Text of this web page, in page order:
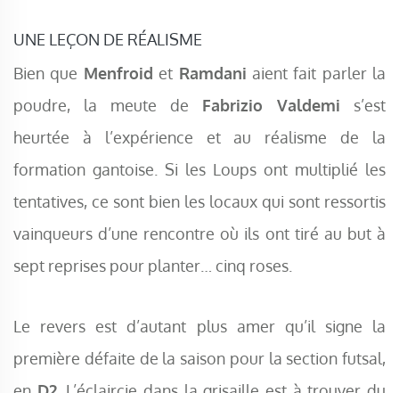
UNE LEÇON DE RÉALISME
Bien que Menfroid et Ramdani aient fait parler la
poudre, la meute de Fabrizio Valdemi s’est
heurtée à l’expérience et au réalisme de la
formation gantoise. Si les Loups ont multiplié les
tentatives, ce sont bien les locaux qui sont ressortis
vainqueurs d’une rencontre où ils ont tiré au but à
sept reprises pour planter… cinq roses.
Le revers est d’autant plus amer qu’il signe la
première défaite de la saison pour la section futsal,